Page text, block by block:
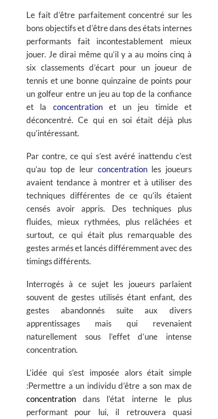
Le fait d’être parfaitement concentré sur les
bons objectifs et d’être dans des états internes
performants fait incontestablement mieux
jouer. Je dirai même qu’il y a au moins cinq à
six classements d’écart pour un joueur de
tennis et une bonne quinzaine de points pour
un golfeur entre un jeu au top de la confiance
et la concentration et un jeu timide et
déconcentré. Ce qui en soi était déjà plus
qu’intéressant.
Par contre, ce qui s’est avéré inattendu c’est
qu’au top de leur concentration les joueurs
avaient tendance à montrer et à utiliser des
techniques différentes de ce qu’ils étaient
censés avoir appris. Des techniques plus
fluides, mieux rythmées, plus relâchées et
surtout, ce qui était plus remarquable des
gestes armés et lancés différemment avec des
timings différents.
Interrogés à ce sujet les joueurs parlaient
souvent de gestes utilisés étant enfant, des
gestes abandonnés suite aux divers
apprentissages mais qui revenaient
naturellement sous l’effet d’une intense
concentration.
L’idée qui s’est imposée alors était simple
:Permettre a un individu d’être a son max de
concentrationdans l’état interne le plus
performant pour lui, il retrouvera quasi